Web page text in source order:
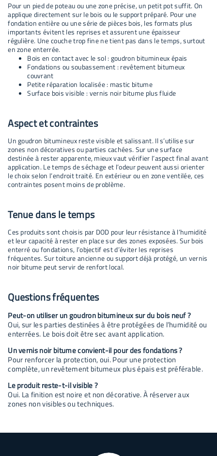
Pour un pied de poteau ou une zone précise, un petit pot suffit. On
applique directement sur le bois ou le support préparé. Pour une
fondation entière ou une série de pièces bois, les formats plus
importants évitent les reprises et assurent une épaisseur
régulière. Une couche trop fine ne tient pas dans le temps, surtout
en zone enterrée.
Bois en contact avec le sol : goudron bitumineux épais
Fondations ou soubassement : revêtement bitumeux
couvrant
Petite réparation localisée : mastic bitume
Surface bois visible : vernis noir bitume plus fluide
Aspect et contraintes
Un goudron bitumineux reste visible et salissant. Il s’utilise sur
zones non décoratives ou parties cachées. Sur une surface
destinée à rester apparente, mieux vaut vérifier l’aspect final avant
application. Le temps de séchage et l’odeur peuvent aussi orienter
le choix selon l’endroit traité. En extérieur ou en zone ventilée, ces
contraintes posent moins de problème.
Tenue dans le temps
Ces produits sont choisis par DOD pour leur résistance à l’humidité
et leur capacité à rester en place sur des zones exposées. Sur bois
enterré ou fondations, l’objectif est d’éviter les reprises
fréquentes. Sur toiture ancienne ou support déjà protégé, un vernis
noir bitume peut servir de renfort local.
Questions fréquentes
Peut-on utiliser un goudron bitumineux sur du bois neuf ?
Oui, sur les parties destinées à être protégées de l’humidité ou
enterrées. Le bois doit être sec avant application.
Un vernis noir bitume convient-il pour des fondations ?
Pour renforcer la protection, oui. Pour une protection
complète, un revêtement bitumeux plus épais est préférable.
Le produit reste-t-il visible ?
Oui. La finition est noire et non décorative. À réserver aux
zones non visibles ou techniques.